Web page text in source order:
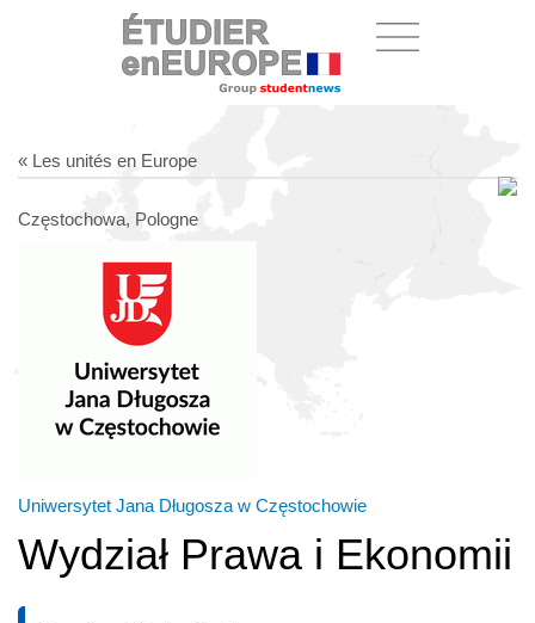
« Les unités en Europe
Częstochowa, Pologne
Uniwersytet Jana Długosza w Częstochowie
Wydział Prawa i Ekonomii